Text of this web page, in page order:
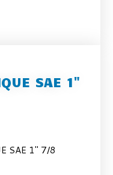
SAE 1"
SAE 1″ 7/8